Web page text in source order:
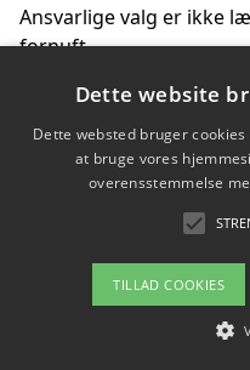
Ansvarlige valg er ikke
fornuft
Sådan kan du handle
faktura
Om / kontakt
Dette website
Dette websted bruger
at bruge vores
overensstemmelse
TILLAD COOKIES